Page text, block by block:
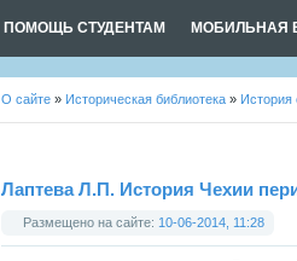
ПОМОЩЬ СТУДЕНТАМ МОБИЛЬНАЯ
О сайте » Историческая библиотека » История
Лаптева Л.П. История Чехии
Размещено на сайте: 10-06-2014, 11:28